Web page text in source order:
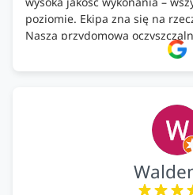
poziomie. Ekipa zna się na
Nasza przydomowa
całość została wykonana
ustaleniami. Z czystym
ekologicznych rozwiązań!🍀